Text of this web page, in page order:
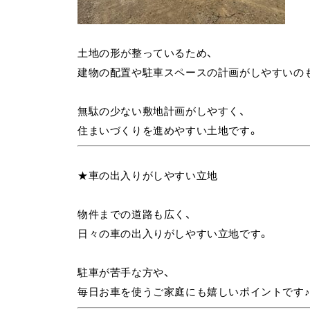
土地の形が整っているため、
建物の配置や駐車スペースの計画がしやすいの
無駄の少ない敷地計画がしやすく、
住まいづくりを進めやすい土地です。
★車の出入りがしやすい立地
物件までの道路も広く、
日々の車の出入りがしやすい立地です。
駐車が苦手な方や、
毎日お車を使うご家庭にも嬉しいポイントです♪